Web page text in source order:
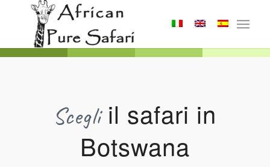
Scegliil safari in
Botswana